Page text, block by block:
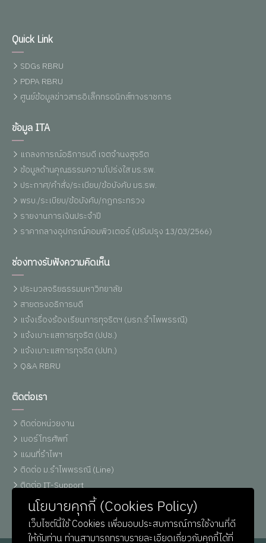
Quick Link
SDGs RBRU
PDPA RBRU
ศูนย์ข้อมูลข่าวสารอิเล็กทรอนิกส์ทางราชการ
ข้อมูล ITA
แถลงการณ์อธิการบดี เจตจำนงสุจริต
ข้อมูลด้านคุณธรรมความโปร่งใส มร.รพ.
ประกาศ/คำสั่ง/ระเบียบ/ข้อบังคับ มร.รพ.
พรบ./ระเบียบ/ข้อบังคับ/กฏกระทรวง
รายงานการเงินประจำปี
ราคากลางอุปกรณ์คอมพิวเตอร์ (ปรับปรุง 13/03/2566)
ช่องทางรับฟังความคิดเห็น
ประมวลจริยธรรมมหาวิทยาลัย
สายตรงอธิการบดี
แจ้งเรื่องร้องเรียนการทุจริตฯ (มรภ.รำไพพรรณี)
แจ้งเบาะแสการทุจริต (ปปช.)
แจ้งเบาะแสการทุจริต (ปปท.)
Q&A RBRU
ติดต่อเรา
ติดต่อหน่วยงาน
เบอร์โทรศัพท์
แผนที่รำไพฯ
ติดต่อ ม.รำไพพรรณี (Line)
ติดต่อ IT-Support
หน่วยประชาสัมพันธ์
นโยบายคุกกี้ (Cookies Policy)
เว็บไซต์นี้ใช้ Cookies เพื่อมอบประสบการณ์การใช้งานที่ดี
ให้กับท่าน ท่านสามารถทราบรายละเอียดเกี่ยวกับคุกกี้ได้ที่